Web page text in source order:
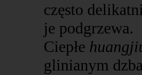
często
je podgrzewa.
Ciepłe
glinianym